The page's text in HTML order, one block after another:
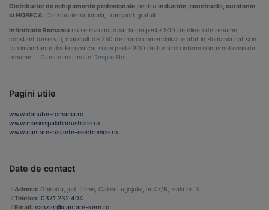
Distribuitor de echipamente profesionale pentru industrie, constructii, curatenie
si HORECA. Distributie nationala, transport gratuit.
Infinitrade Romania nu se rezuma doar la cei peste 500 de clienti de renume,
constant deserviti, mai mult de 250 de marci comercializate atat in Romania cat si in
tari importante din Europa cat si cei peste 300 de furnizori interni si internationali de
renume … Citeste mai multe Despre Noi
Pagini utile
www.danube-romania.ro
www.masinispalatindustriale.ro
www.cantare-balante-electronice.ro
Date de contact
Adresa: Ghiroda, jud. Timis, Calea Lugojului, nr.47/B, Hala nr. 3
Telefon: 0371 232 404
Email: vanzari@cantare-kern.ro